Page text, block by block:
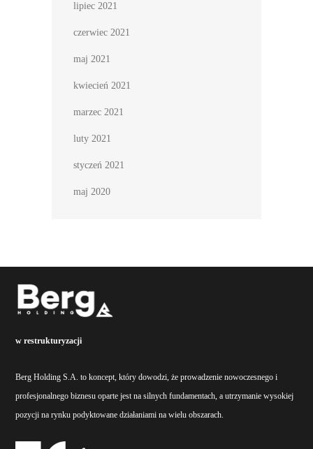
lipiec 2021
czerwiec 2021
maj 2021
kwiecień 2021
marzec 2021
luty 2021
styczeń 2021
maj 2020
w restrukturyzacji
Berg Holding S.A. to koncept, który dowodzi, że prowadzenie nowoczesnego i
profesjonalnego biznesu oparte jest na silnych fundamentach, a utrzymanie wysokiej
pozycji na rynku podyktowane działaniami na wielu obszarach.